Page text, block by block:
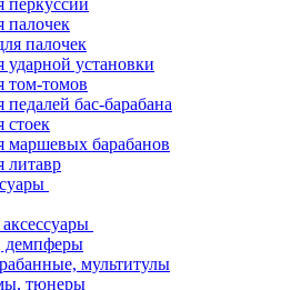
перкуссии
палочек
палочек
ударной установки
том-томов
бас-барабана
стоек
маршевых барабанов
литавр
мультитулы
тюнеры